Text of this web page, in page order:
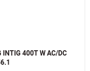
400T W AC/DC